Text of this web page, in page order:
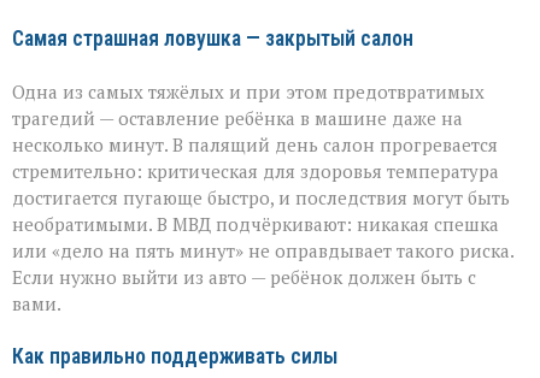
Самая страшная ловушка — закрытый салон
Одна из самых тяжёлых и при этом предотвратимых
трагедий — оставление ребёнка в машине даже на
несколько минут. В палящий день салон прогревается
стремительно: критическая для здоровья температура
достигается пугающе быстро, и последствия могут быть
необратимыми. В МВД подчёркивают: никакая спешка
или «дело на пять минут» не оправдывает такого риска.
Если нужно выйти из авто — ребёнок должен быть с
вами.
Как правильно поддерживать силы